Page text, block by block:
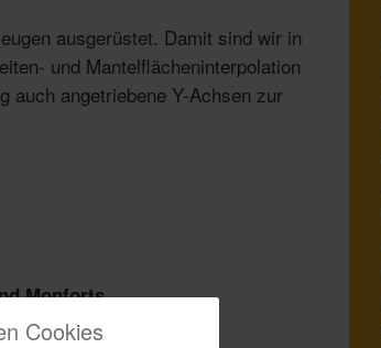
ausgerüstet. Damit sind wir in
und Mantelflächeninterpolation
auch angetriebene Y-Achsen zur
Monforts
Cookies